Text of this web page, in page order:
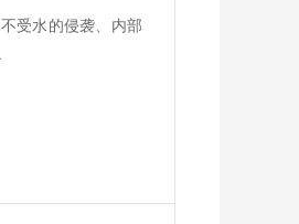
受水的侵袭、内部